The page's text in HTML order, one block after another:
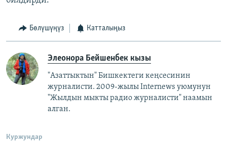
Бөлүшүңүз Катталыңыз
Элеонора Бейшенбек кызы
"Азаттыктын" Бишкектеги кеңсесинин
журналисти. 2009-жылы Internews уюмунун
"Жылдын мыкты радио журналисти" наамын
алган.
Куржундар